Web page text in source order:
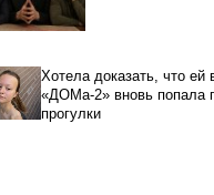
Хотела доказать, что ей
«ДОМа-2» вновь попала
прогулки